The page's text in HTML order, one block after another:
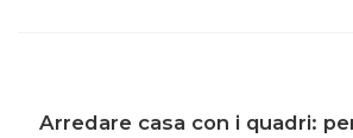
Arredare casa con i quadri: